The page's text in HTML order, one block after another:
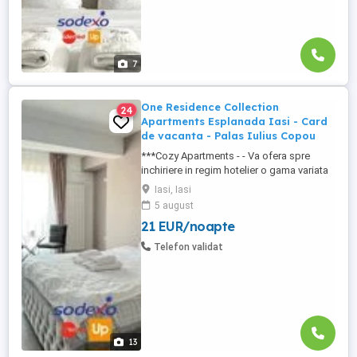
7
13
24
One Residence Collection
Apartments Esplanada Iasi - Card
de vacanta - Palas Iulius Copou
***Cozy Apartments - - Va ofera spre
inchiriere in regim hotelier o gama variata
de apartamente si garsoniere situate in
puncte cheie ale orasului doar in
complexe rezidentiale noi: *Zona Palas
Mall - Centru - Complex Lazar Residence;
*Zona Palas Mall - Centru Complex Q
Iasi, Iasi
5 august
21 EUR/noapte
Telefon validat